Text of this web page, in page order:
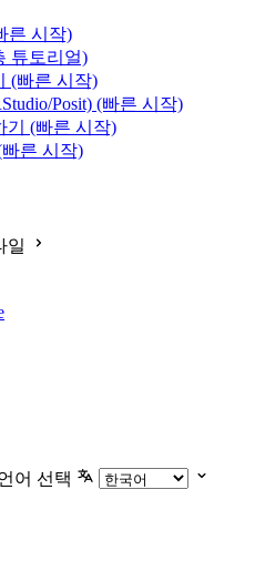
른 시작)
튜토리얼)
(빠른 시작)
Posit) (빠른 시작)
기 (빠른 시작)
른 시작)
일
어 선택